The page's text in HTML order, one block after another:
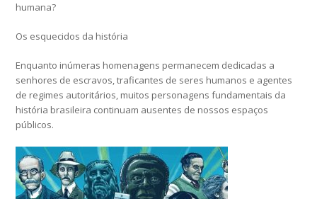
humana?
Os esquecidos da história
Enquanto inúmeras homenagens permanecem dedicadas a
senhores de escravos, traficantes de seres humanos e agentes
de regimes autoritários, muitos personagens fundamentais da
história brasileira continuam ausentes de nossos espaços
públicos.